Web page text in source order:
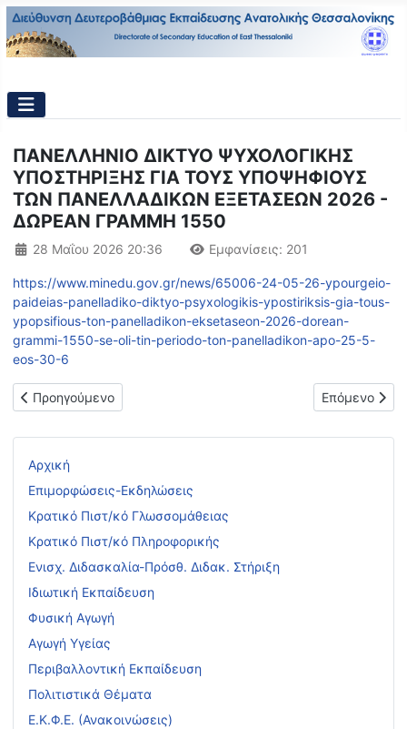
Αρχική
Επιμορφώσεις-Εκδηλώσεις
Κρατικό Πιστ/κό Γλωσσομάθειας
Κρατικό Πιστ/κό Πληροφορικής
Ενισχ. Διδασκαλία-Πρόσθ. Διδακ. Στήριξη
Ιδιωτική Εκπαίδευση
Φυσική Αγωγή
Αγωγή Υγείας
Περιβαλλοντική Εκπαίδευση
Πολιτιστικά Θέματα
Ε.Κ.Φ.Ε. (Ανακοινώσεις)
ΠΑΝΕΛΛΗΝΙΟ ΔΙΚΤΥΟ ΨΥΧΟΛΟΓΙΚΗΣ
ΥΠΟΣΤΗΡΙΞΗΣ ΓΙΑ ΤΟΥΣ ΥΠΟΨΗΦΙΟΥΣ
ΤΩΝ ΠΑΝΕΛΛΑΔΙΚΩΝ ΕΞΕΤΑΣΕΩΝ 2026 -
ΔΩΡΕΑΝ ΓΡΑΜΜΗ 1550
Λεπτομέρειες
28 Μαΐου 2026 20:36 Εμφανίσεις: 201
https://www.minedu.gov.gr/news/65006-24-05-26-ypourgeio-
paideias-panelladiko-diktyo-psyxologikis-ypostiriksis-gia-tous-
ypopsifious-ton-panelladikon-eksetaseon-2026-dorean-
grammi-1550-se-oli-tin-periodo-ton-panelladikon-apo-25-5-
eos-30-6
Προηγούμενο άρθρο: Δελτίο Τύπου - Εξεταστικά Κέντρα
Προηγούμενο Επόμενο
Επόμενο